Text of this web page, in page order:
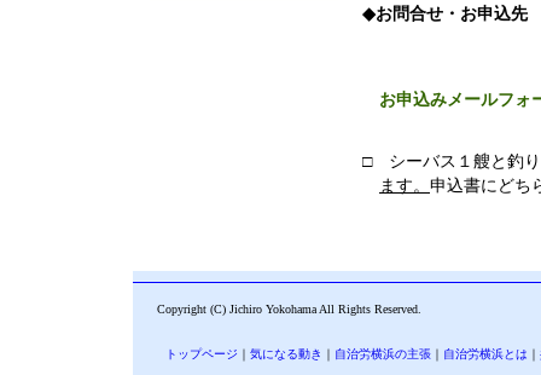
◆お問合せ・お申込先
お申込みメールフォ
□ シーバス１艘と釣
ます。 申込書にどち
Copyright (C) Jichiro Yokohama All Rights Reserved.
トップページ ｜ 気になる動き ｜ 自治労横浜の主張 ｜ 自治労横浜とは ｜